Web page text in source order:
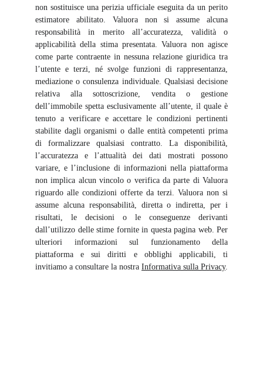
non sostituisce una perizia ufficiale eseguita da un perito
estimatore abilitato. Valuora non si assume alcuna
responsabilità in merito all’accuratezza, validità o
applicabilità della stima presentata. Valuora non agisce
come parte contraente in nessuna relazione giuridica tra
l’utente e terzi, né svolge funzioni di rappresentanza,
mediazione o consulenza individuale. Qualsiasi decisione
relativa alla sottoscrizione, vendita o gestione
dell’immobile spetta esclusivamente all’utente, il quale è
tenuto a verificare e accettare le condizioni pertinenti
stabilite dagli organismi o dalle entità competenti prima
di formalizzare qualsiasi contratto. La disponibilità,
l’accuratezza e l’attualità dei dati mostrati possono
variare, e l’inclusione di informazioni nella piattaforma
non implica alcun vincolo o verifica da parte di Valuora
riguardo alle condizioni offerte da terzi. Valuora non si
assume alcuna responsabilità, diretta o indiretta, per i
risultati, le decisioni o le conseguenze derivanti
dall’utilizzo delle stime fornite in questa pagina web. Per
ulteriori informazioni sul funzionamento della
piattaforma e sui diritti e obblighi applicabili, ti
invitiamo a consultare la nostra Informativa sulla Privacy.